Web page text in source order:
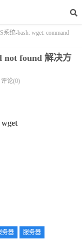
系统-bash: wget: command
not found 解决方
评论(0)
务器 服务器